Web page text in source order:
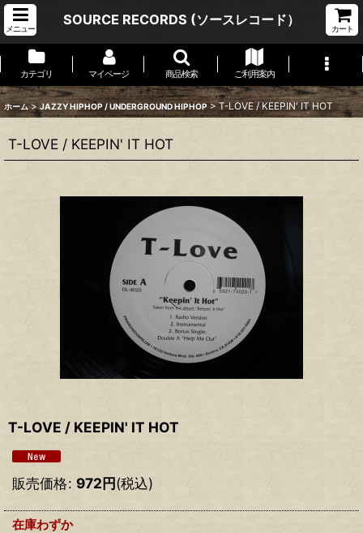
メニュー
SOURCE RECORDS (ソースレコード）
カート
カテゴリ マイページ 商品検索 ご利用案内
ホーム > JAZZY HIPHOP / UNDERGROUND HIPHOP > T-LOVE / KEEPIN' IT HOT
T-LOVE / KEEPIN' IT HOT
T-LOVE / KEEPIN' IT HOT
販売価格: 972円(税込)
在庫わずか